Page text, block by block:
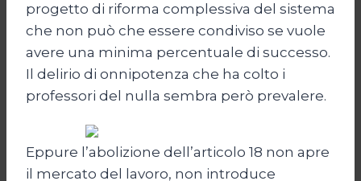
progetto di riforma complessiva del sistema
che non può che essere condiviso se vuole
avere una minima percentuale di successo.
Il delirio di onnipotenza che ha colto i
professori del nulla sembra però prevalere.
Eppure l’abolizione dell’articolo 18 non apre
il mercato del lavoro, non introduce